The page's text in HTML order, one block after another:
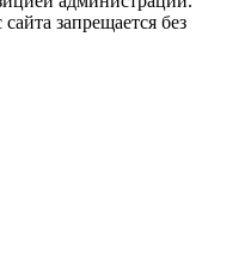
запрещается без